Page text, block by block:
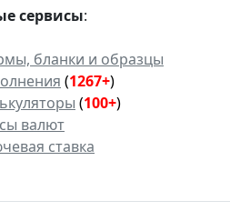
сервисы:
бланки и образцы
(1267+)
(100+)
валют
ставка